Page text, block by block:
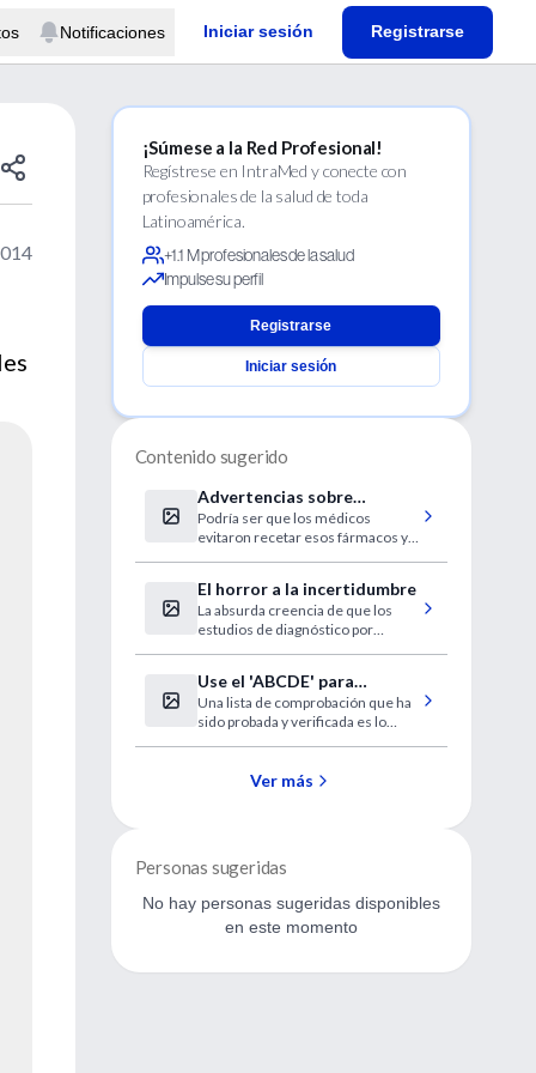
Notificaciones Iniciar sesión Registrarse
¡Súmese a la Red Profesional!
Regístrese en IntraMed y conecte con
profesionales de la salud de toda
Latinoamérica.
+1.1 M profesionales de la salud
Impulse su perfil
Registrarse
Iniciar sesión
Contenido sugerido
Advertencias sobre
antidepresivos e intentos
de suicidio juveniles
Podría ser que los médicos
evitaron recetar esos fármacos y
tratamiento.
El horror a la incertidumbre
La absurda creencia de que los
estudios de diagnóstico por
Use el 'ABCDE' para
detectar el cáncer de piel
Una lista de comprobación que ha
sido probada y verificada es lo
Ver más
Personas sugeridas
No hay personas sugeridas disponibles
en este momento